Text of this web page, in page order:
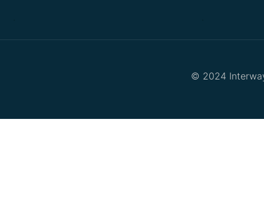
© 2024